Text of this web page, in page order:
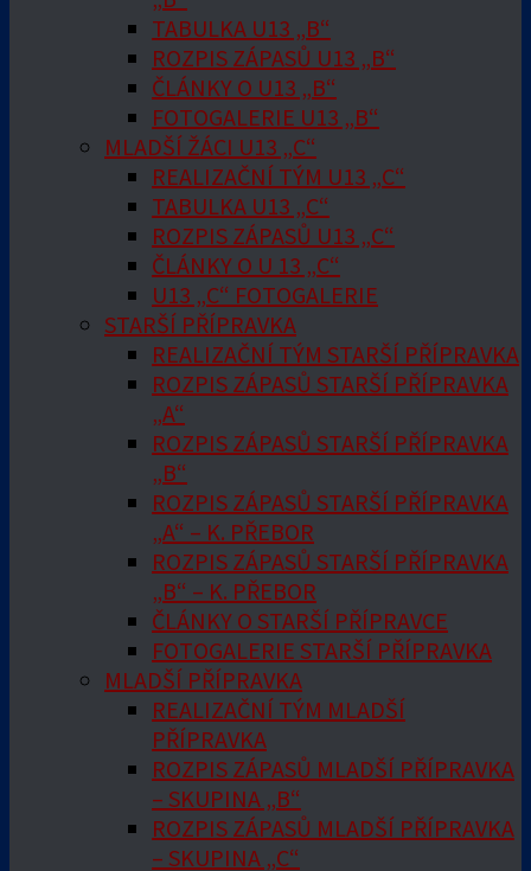
TABULKA U13 „B“
ROZPIS ZÁPASŮ U13 „B“
ČLÁNKY O U13 „B“
FOTOGALERIE U13 „B“
MLADŠÍ ŽÁCI U13 „C“
REALIZAČNÍ TÝM U13 „C“
TABULKA U13 „C“
ROZPIS ZÁPASŮ U13 „C“
ČLÁNKY O U 13 „C“
U13 „C“ FOTOGALERIE
STARŠÍ PŘÍPRAVKA
REALIZAČNÍ TÝM STARŠÍ PŘÍPRAVKA
ROZPIS ZÁPASŮ STARŠÍ PŘÍPRAVKA
„A“
ROZPIS ZÁPASŮ STARŠÍ PŘÍPRAVKA
„B“
ROZPIS ZÁPASŮ STARŠÍ PŘÍPRAVKA
„A“ – K. PŘEBOR
ROZPIS ZÁPASŮ STARŠÍ PŘÍPRAVKA
„B“ – K. PŘEBOR
ČLÁNKY O STARŠÍ PŘÍPRAVCE
FOTOGALERIE STARŠÍ PŘÍPRAVKA
MLADŠÍ PŘÍPRAVKA
REALIZAČNÍ TÝM MLADŠÍ
PŘÍPRAVKA
ROZPIS ZÁPASŮ MLADŠÍ PŘÍPRAVKA
– SKUPINA „B“
ROZPIS ZÁPASŮ MLADŠÍ PŘÍPRAVKA
– SKUPINA „C“